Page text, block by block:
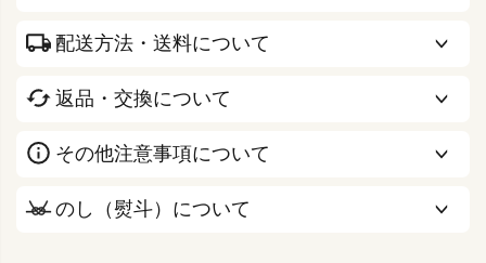
配送方法・送料について
返品・交換について
その他注意事項について
のし（熨斗）について